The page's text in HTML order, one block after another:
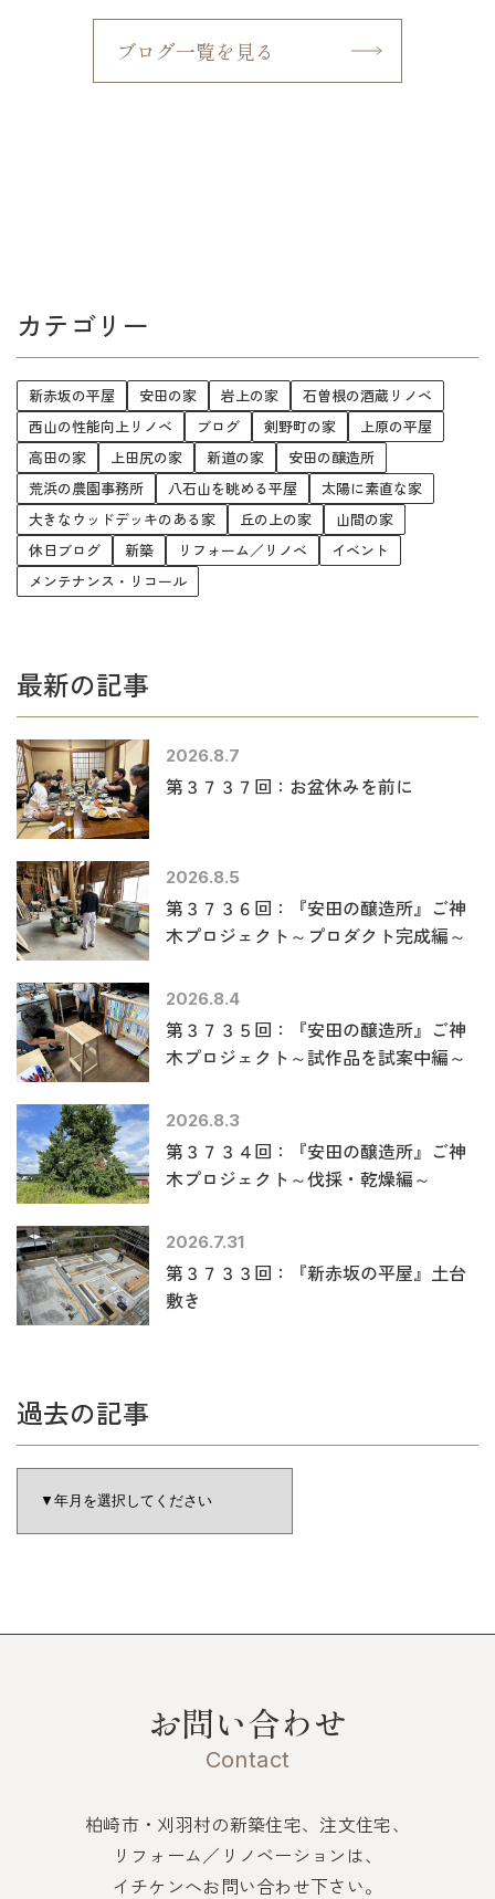
ブログ一覧を見る
カテゴリー
新赤坂の平屋 安田の家 岩上の家
石曽根の酒蔵リノベ
西山の性能向上リノベ
ブログ 剣野町の家
上原の平屋
高田の家
上田尻の家 新道の家
安田の醸造所
荒浜の農園事務所
八石山を眺める平屋
太陽に素直な家
大きなウッドデッキのある家
丘の上の家
山間の家
休日ブログ
新築 リフォーム／リノベ
イベント
メンテナンス・リコール
最新の記事
2026.8.7
第３７３７回：お盆休みを前に
2026.8.5
第３７３６回：『安田の醸造所』ご神
木プロジェクト～プロダクト完成編～
2026.8.4
第３７３５回：『安田の醸造所』ご神
木プロジェクト～試作品を試案中編～
2026.8.3
第３７３４回：『安田の醸造所』ご神
木プロジェクト～伐採・乾燥編～
2026.7.31
第３７３３回：『新赤坂の平屋』土台
敷き
過去の記事
お問い合わせ
Contact
柏崎市・刈羽村の新築住宅、注文住宅、
リフォーム／リノベーションは、
イチケンへお問い合わせ下さい。